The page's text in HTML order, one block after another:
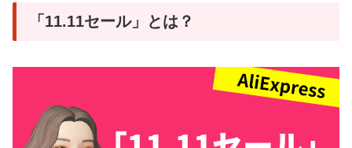
「11.11セール」とは？